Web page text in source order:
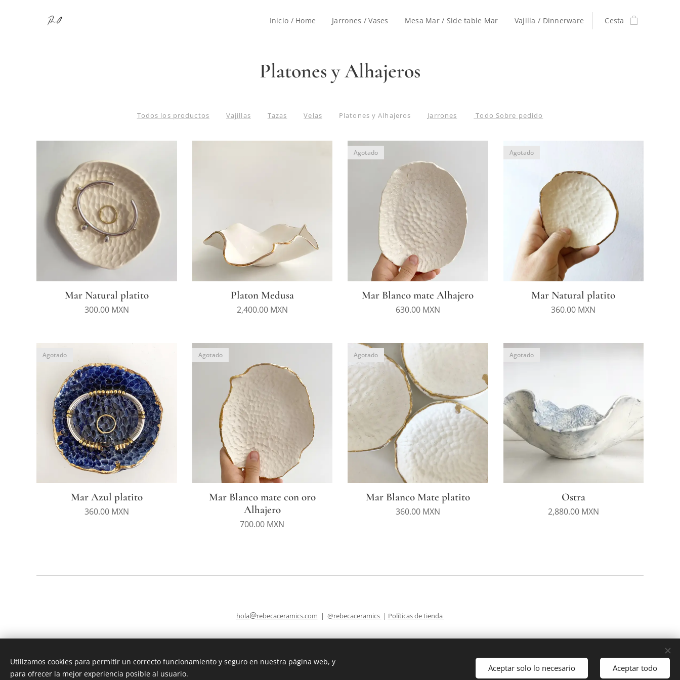
Inicio / Home Jarrones / Vases Mesa Mar / Side table Mar Vajilla / Dinnerware Cesta
Platones y Alhajeros
Todos los productos Vajillas Tazas Velas Platones y Alhajeros Jarrones Todo Sobre pedido
Mar Natural platito
300.00MXN
Platon Medusa
2,400.00MXN
Mar Blanco mate Alhajero
Agotado
630.00MXN
Mar Natural platito
Agotado
360.00 MXN
Mar Azul platito
Agotado
360.00MXN
Mar Blanco mate con oro
Alhajero
Agotado
700.00 MXN
Mar Blanco Mate platito
Agotado
360.00MXN
Ostra
Agotado
2,880.00MXN
hola@rebecaceramics.com | @rebecaceramics | Políticas de tienda
Utilizamos cookies para permitir un correcto funcionamiento y seguro en nuestra página web, y
para ofrecer la mejor experiencia posible al usuario.
Aceptar solo lo necesario Aceptar todo